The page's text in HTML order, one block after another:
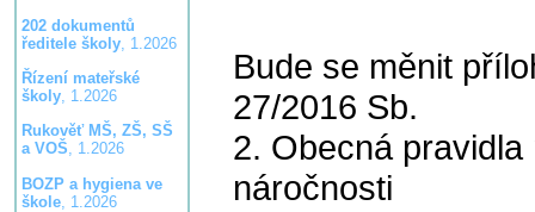
202 dokumentů
ředitele školy, 1.2026
Řízení mateřské
školy, 1.2026
Rukověť MŠ, ZŠ, SŠ
a VOŠ, 1.2026
BOZP a hygiena ve
škole, 1.2026
Bude se měnit
27/2016 Sb.
2. Obecná
náročnosti